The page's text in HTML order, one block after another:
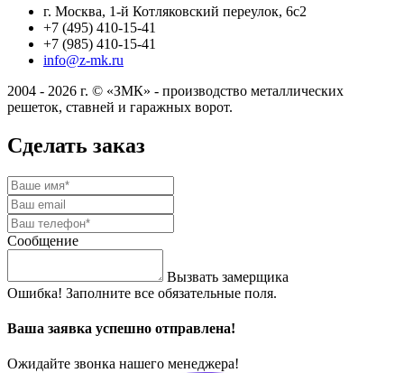
г. Москва, 1-й Котляковский переулок, 6с2
+7 (495) 410-15-41
+7 (985) 410-15-41
info@z-mk.ru
2004 - 2026 г. © «ЗМК» - производство металлических
решеток, ставней и гаражных ворот.
Сделать заказ
Сообщение
Вызвать замерщика
Ошибка! Заполните все обязательные поля.
Ваша заявка успешно отправлена!
Ожидайте звонка нашего менеджера!